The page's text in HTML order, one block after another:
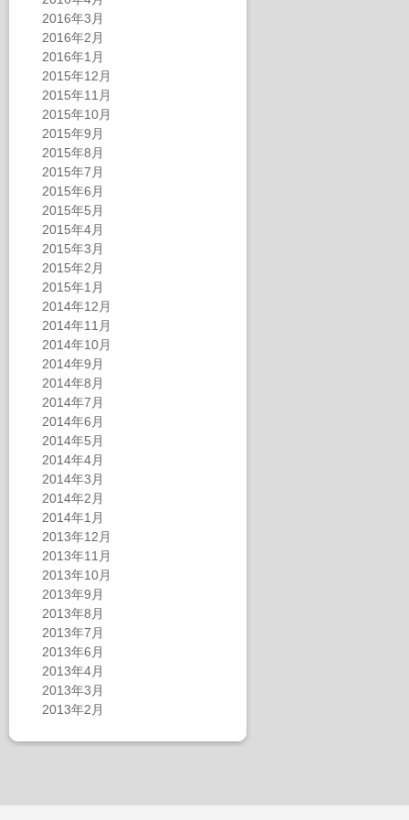
2016年3月
2016年2月
2016年1月
2015年12月
2015年11月
2015年10月
2015年9月
2015年8月
2015年7月
2015年6月
2015年5月
2015年4月
2015年3月
2015年2月
2015年1月
2014年12月
2014年11月
2014年10月
2014年9月
2014年8月
2014年7月
2014年6月
2014年5月
2014年4月
2014年3月
2014年2月
2014年1月
2013年12月
2013年11月
2013年10月
2013年9月
2013年8月
2013年7月
2013年6月
2013年4月
2013年3月
2013年2月